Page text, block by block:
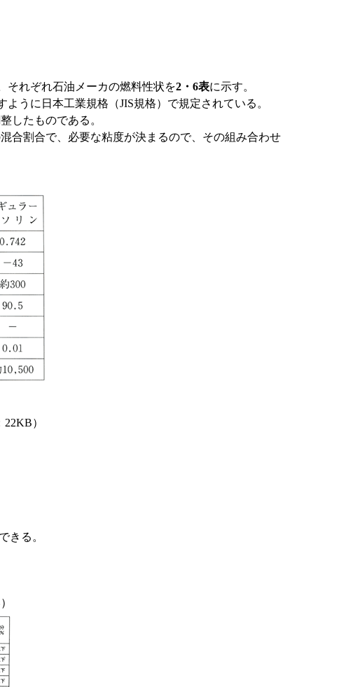
れぞれ石油メーカの燃料性状を2・6表に示す。
ように日本工業規格（JIS規格）で規定されている。
したものである。
合割合で、必要な粘度が決まるので、その組み合わせ
22KB）
きる。